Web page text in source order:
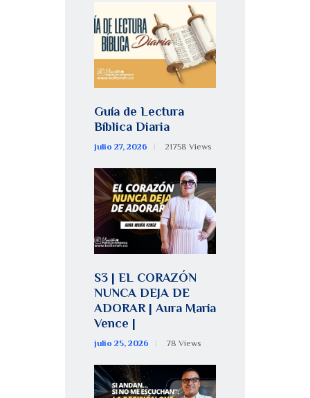
Guía de Lectura
Bíblica Diaria
julio 27, 2026 21758 Views
S3 | EL CORAZÓN
NUNCA DEJA DE
ADORAR | Aura María
Vence |
julio 25, 2026 78 Views